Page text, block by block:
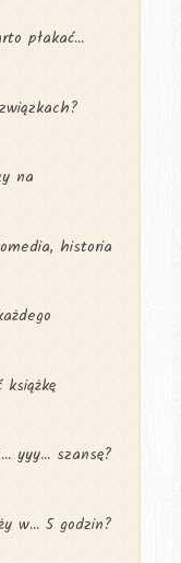
płakać...
na
historia
yyy... szansę?
w... 5 godzin?